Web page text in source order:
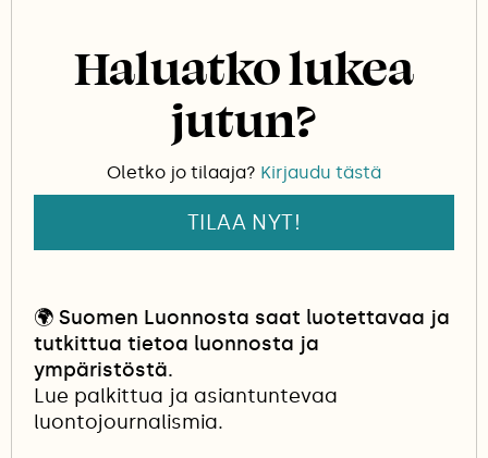
Haluatko lukea
jutun?
Oletko jo tilaaja? Kirjaudu tästä
TILAA NYT!
🌍 Suomen Luonnosta saat luotettavaa ja
tutkittua tietoa luonnosta ja
ympäristöstä.
Lue palkittua ja asiantuntevaa
luontojournalismia.